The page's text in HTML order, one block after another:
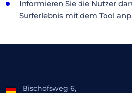
Informieren Sie die Nutzer
Surferlebnis mit dem Tool
Bischofsweg 6,